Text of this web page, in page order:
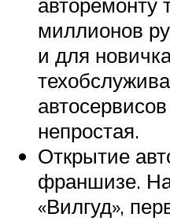
авторемонту
миллионов
и для
непростая.
Открытие
франшизе.
«Вилгуд»,